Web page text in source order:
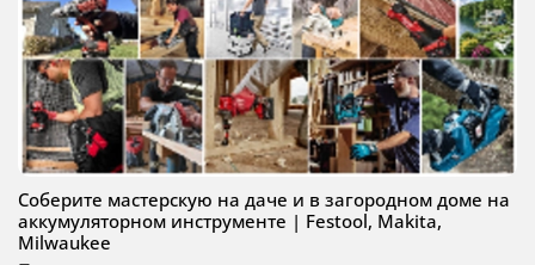
Соберите мастерскую на даче и в загородном доме на
аккумуляторном инструменте | Festool, Makita,
Milwaukee